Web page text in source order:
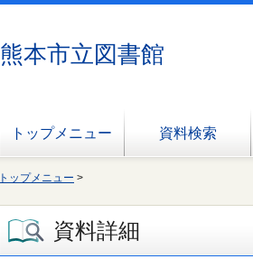
熊本市立図書館
トップメニュー 資料検索
トップメニュー >
資料詳細